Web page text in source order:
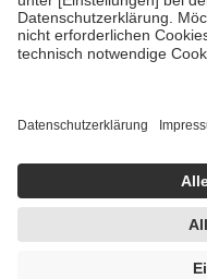
• empfohlenen
• Harn- und Blutteststreifen
getroffen, um
https://help.etrusted.com/
Einige Bilder und Inhalte